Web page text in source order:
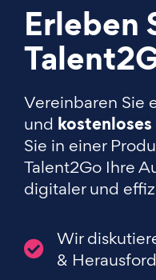
Erleben
Vereinbaren Sie
und kostenloses
Sie in einer
Talent2Go Ihre
digitaler und
Wir
&